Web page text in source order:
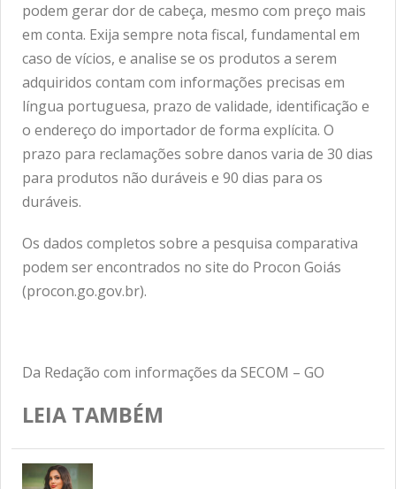
podem gerar dor de cabeça, mesmo com preço mais
em conta. Exija sempre nota fiscal, fundamental em
caso de vícios, e analise se os produtos a serem
adquiridos contam com informações precisas em
língua portuguesa, prazo de validade, identificação e
o endereço do importador de forma explícita. O
prazo para reclamações sobre danos varia de 30 dias
para produtos não duráveis e 90 dias para os
duráveis.
Os dados completos sobre a pesquisa comparativa
podem ser encontrados no site do Procon Goiás
(procon.go.gov.br).
Da Redação com informações da SECOM – GO
LEIA TAMBÉM